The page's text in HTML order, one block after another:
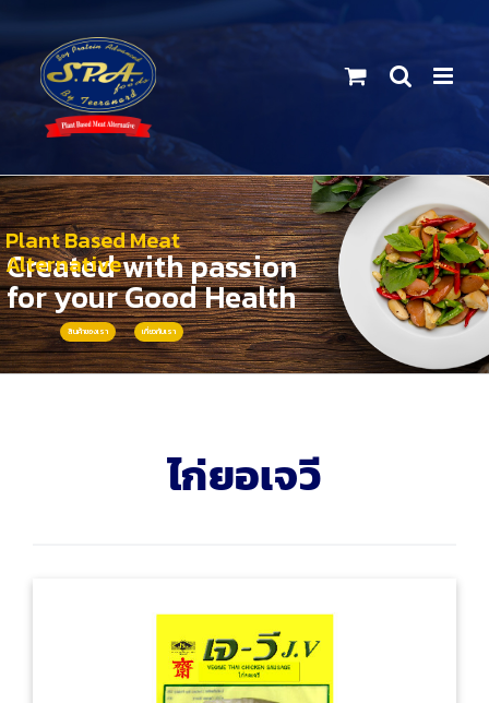
content
สินค้าของเรา เกี่ยวกับเรา
Plant Based Meat
Alternative
Created with passion
for your Good Health
ไก่ยอเจวี